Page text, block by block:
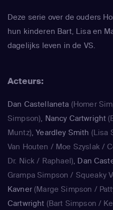
Deze serie over de ouders
hun kinderen Bart, Lisa en
dagelijks leven in de VS.
Acteurs:
Dan Castellaneta (Homer
Simpson), Nancy Cartwright
Muntz),Yeardley Smith (Lisa
Van Houten / Moe Szyslak /
Dr. Nick / Raphael), Dan
Grampa Simpson / Squeaky
Kavner(Marge Simpson /
Cartwright (Bart Simpson /